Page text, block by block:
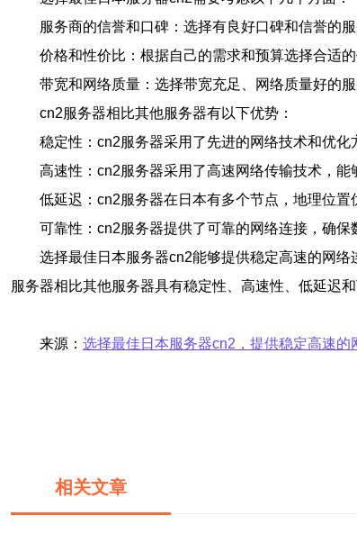
服务商的信誉和口碑：选择有良好口碑和信誉的
价格和性价比：根据自己的需求和预算选择合适的
带宽和网络质量：选择带宽充足、网络质量好的
cn2服务器相比其他服务器有以下优势：
稳定性：cn2服务器采用了先进的网络技术和优化
高速性：cn2服务器采用了高速网络传输技术，能
低延迟：cn2服务器在日本有多个节点，地理位置
可靠性：cn2服务器提供了可靠的网络连接，确保
选择最佳日本服务器cn2能够提供稳定高速的网
服务器相比其他服务器具有稳定性、高速性、低延迟
来源： 选择最佳日本服务器cn2，提供稳定高速的
相关文章